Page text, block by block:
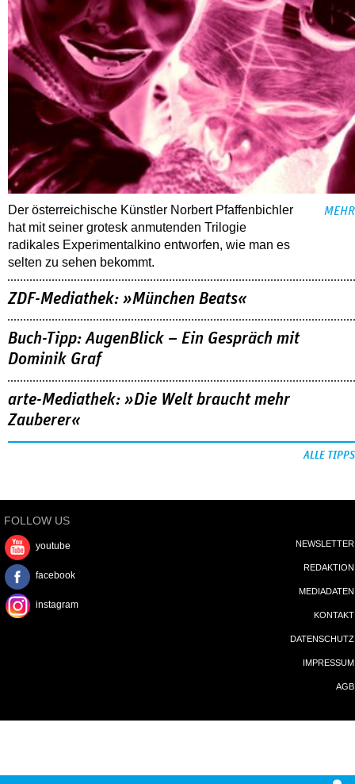
Der österreichische Künstler Norbert Pfaffenbichler
hat mit seiner grotesk anmutenden Trilogie
radikales Experimentalkino entworfen, wie man es
selten zu sehen bekommt.
MEHR
ZDF-Mediathek: »München Beats«
Buch-Tipp: AugenBlick – Ein Gespräch mit
Dominik Graf
arte-Mediathek: »Die Welt braucht mehr
Zauberer«
ALLE TIPPS
FOLLOW US
youtube
facebook
instagram
NEWSLETTER
REDAKTION
MEDIADATEN
KONTAKT
DATENSCHUTZ
IMPRESSUM
AGB